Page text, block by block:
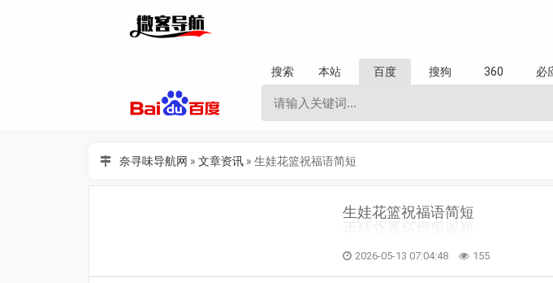
搜索 本站 百度 搜狗 360 必
奈寻味导航网 » 文章资讯» 生娃花篮祝福语简短
生娃花篮祝福语简短
2026-05-13 07:04:48 155